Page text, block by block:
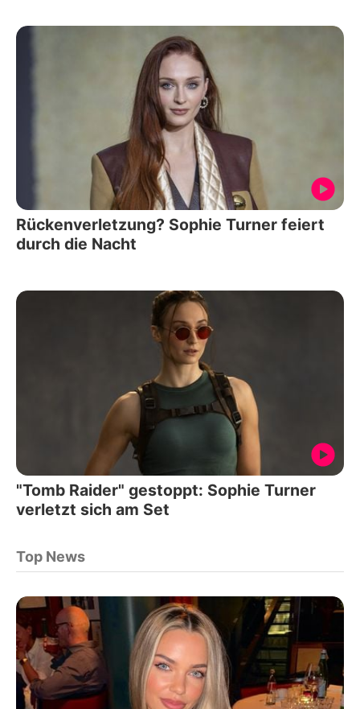
Rückenverletzung? Sophie Turner feiert
durch die Nacht
"Tomb Raider" gestoppt: Sophie Turner
verletzt sich am Set
Top News